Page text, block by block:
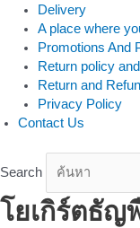
Delivery
A place where
Promotions And
Return policy
Return and
Privacy Policy
Contact Us
Search
โยเกิร์ตธัญ